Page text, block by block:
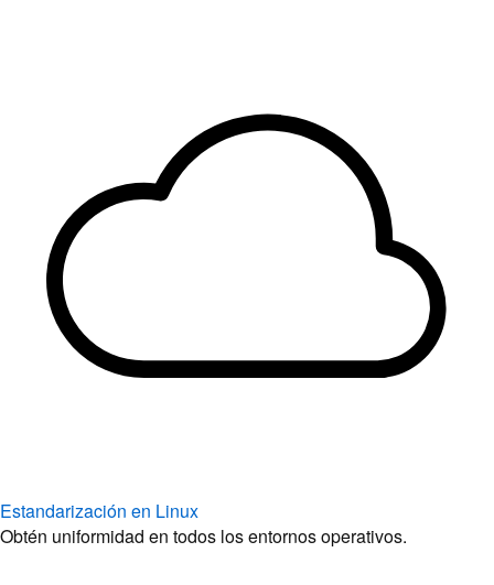
Estandarización en Linux
Obtén uniformidad en todos los entornos operativos.